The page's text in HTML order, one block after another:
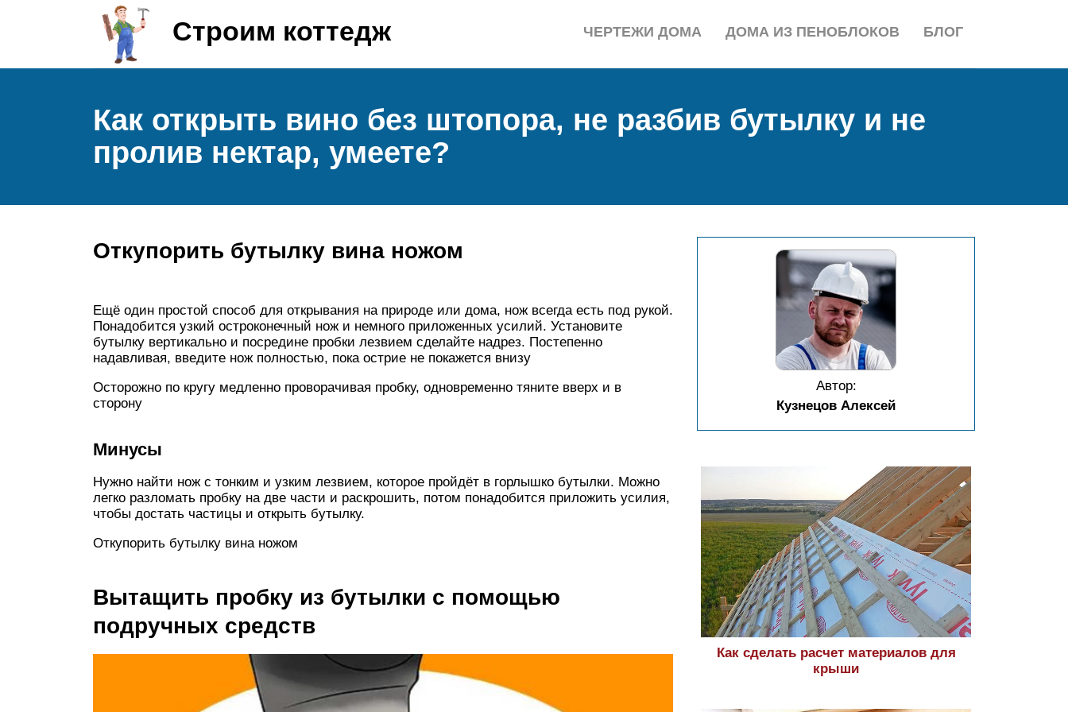
Строим коттедж БЛОГ
ДОМА ИЗ ПЕНОБЛОКОВ
ЧЕРТЕЖИ ДОМА
Как открыть вино без штопора, не разбив бутылку и не
пролив нектар, умеете?
Откупорить бутылку вина ножом
Ещё один простой способ для открывания на природе или дома, нож всегда есть под рукой.
Понадобится узкий остроконечный нож и немного приложенных усилий. Установите
бутылку вертикально и посредине пробки лезвием сделайте надрез. Постепенно
надавливая, введите нож полностью, пока острие не покажется внизу
Осторожно по кругу медленно проворачивая пробку, одновременно тяните вверх и в
сторону
Минусы
Нужно найти нож с тонким и узким лезвием, которое пройдёт в горлышко бутылки. Можно
легко разломать пробку на две части и раскрошить, потом понадобится приложить усилия,
чтобы достать частицы и открыть бутылку.
Откупорить бутылку вина ножом
Вытащить пробку из бутылки с помощью
подручных средств
Автор:
Кузнецов Алексей
Как сделать расчет материалов для
крыши